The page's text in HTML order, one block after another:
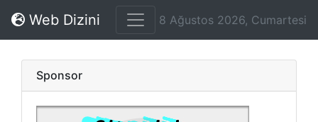
Web Dizini 8 Ağustos 2026, Cumartesi
Sponsor